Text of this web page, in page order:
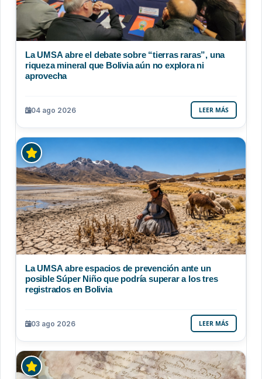
La UMSA abre el debate sobre “tierras raras”, una
riqueza mineral que Bolivia aún no explora ni
aprovecha
04 ago 2026 LEER MÁS
La UMSA abre espacios de prevención ante un
posible Súper Niño que podría superar a los tres
registrados en Bolivia
03 ago 2026 LEER MÁS